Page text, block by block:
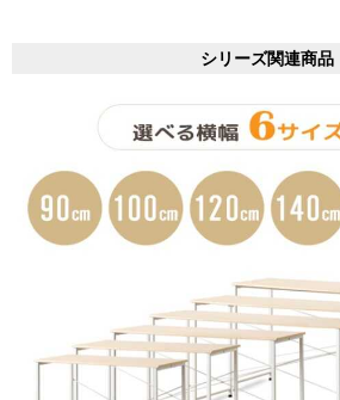
シリーズ関連商品